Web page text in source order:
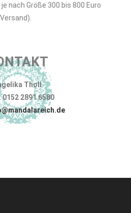
nach Größe 300 bis 800 Euro
Tholl
0152 2891 6580